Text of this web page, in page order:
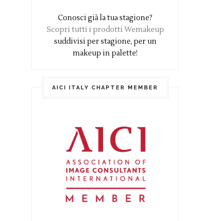
Conosci già la tua stagione?
Scopri tutti i prodotti Wemakeup
suddivisi per stagione, per un
makeup in palette!
AICI ITALY CHAPTER MEMBER